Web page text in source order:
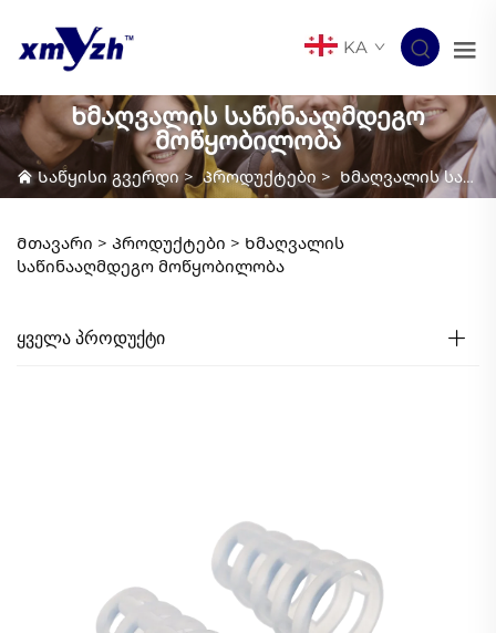
KA
Ხმაღვალის საწინააღმდეგო
მოწყობილობა
Საწყისი გვერდი> Პროდუქტები > Ხმაღვალის საწინააღმდეგო მოწყობილობა
Მთავარი > Პროდუქტები > Ხმაღვალის
საწინააღმდეგო მოწყობილობა
ᲧᲕᲔᲚᲐ ᲞᲠᲝᲓᲣᲥᲢᲘ